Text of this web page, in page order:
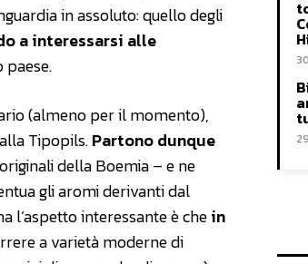
in assoluto: quello degli
a interessarsi alle
(almeno per il momento),
Tipopils.Partono dunque
della Boemia – e ne
gli aromi derivanti dal
l’aspetto interessante è chein
a varietà moderne di